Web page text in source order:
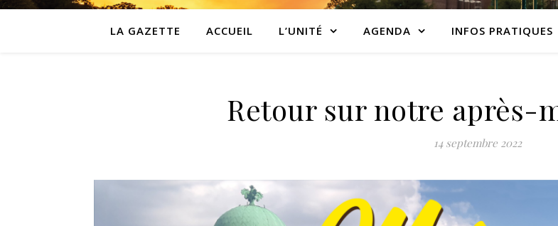
LA GAZETTE ACCUEIL L’UNITÉ AGENDA INFOS PRATIQUES
Retour sur notre après-
14 septembre 2022